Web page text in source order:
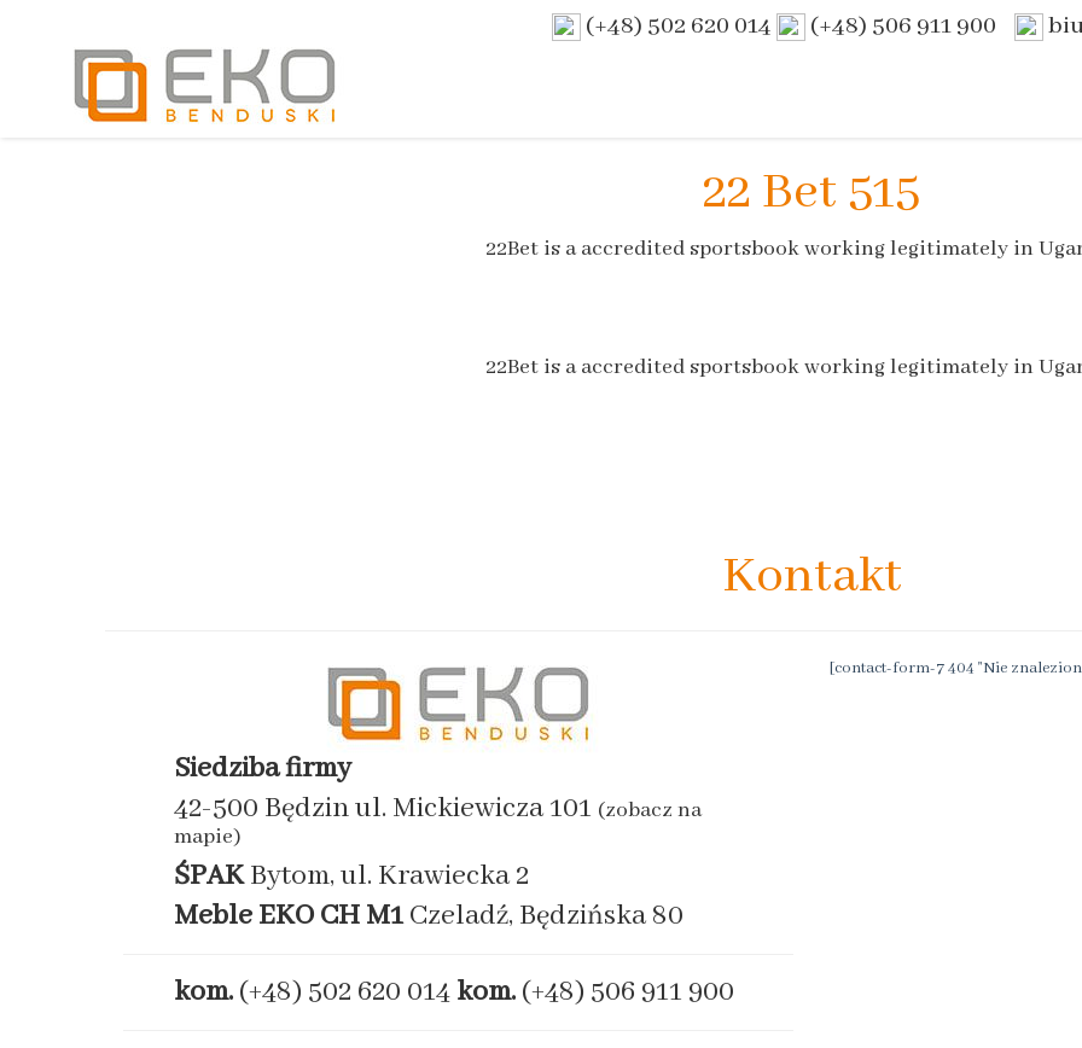
(+48) 502 620 014 (+48) 506 911 900
22 Bet 515
22Bet is a accredited sportsbook working legitimately in
22Bet is a accredited sportsbook working legitimately in
Kontakt
Siedziba firmy
42-500 Będzin ul. Mickiewicza 101 (zobacz na
mapie)
ŚPAKBytom, ul. Krawiecka 2
Meble EKO CH M1Czeladź, Będzińska 80
kom. (+48) 502 620 014 kom. (+48) 506 911 900
[contact-form-7 404 "Nie